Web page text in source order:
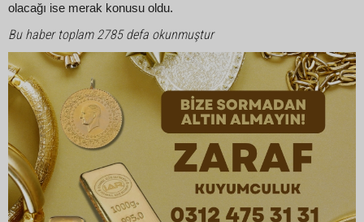
olacağı ise merak konusu oldu.
Bu haber toplam 2785 defa okunmuştur